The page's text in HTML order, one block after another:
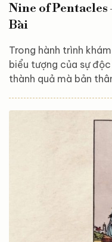
Nine of
Bài
Trong hành trình
biểu tượng của sự
thành quả mà bản
cùng Astroreka khám
bài này, để hiểu rõ
và lòng biết ơn mà
Tổng quan về lá bài